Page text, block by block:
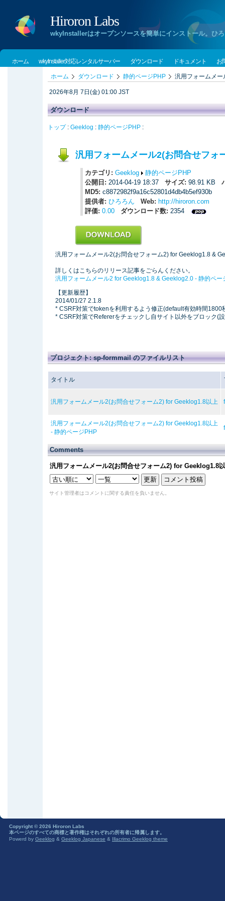
Hiroron Labs
wkyInstallerはオープンソースを簡単にインストール。ひ
ホーム wkyInstaller対応レンタルサーバー ダウンロード ドキュメント お
ホーム ダウンロード 静的ページPHP 汎用フォームメ
2026年8月 7日(金) 01:00 JST
ダウンロード
トップ: Geeklog : 静的ページPHP :
汎用フォームメール2(お問合せフ
カテゴリ: Geeklog
静的ページPHP
公開日: 2014-04-19 18:37 サイズ: 98.91 KB
MD5: c8872982f9a16c52801d4db4b5ef930b
提供者: ひろろん Web: http://hiroron.com
評価: 0.00 ダウンロード数: 2354
汎用フォームメール2(お問合せフォーム2) for Geeklog1.8 &
詳しくはこちらのリリース記事をごらんください。
汎用フォームメール2 for Geeklog1.8 & Geeklog2.0 - 静的ペー
【更新履歴】
2014/01/27 2.1.8
* CSRF対策でtokenを利用するよう修正(default有効時間1800
* CSRF対策でRefererをチェックし自サイト以外をブロック(
プロジェクト: sp-formmail のファイルリスト
タイトル
汎用フォームメール2(お問合せフォーム2) for Geeklog1.8以上
汎用フォームメール2(お問合せフォーム2) for Geeklog1.8以上
- 静的ページPHP
Comments
汎用フォームメール2(お問合せフォーム2) for Geeklog1.8
サイト管理者はコメントに関する責任を負いません。
Copyright © 2026 Hiroron Labs
本ページのすべての商標と著作権はそれぞれの所有者に帰属します。
Powerd by Geeklog & Geeklog Japanese & Illacrimo Geeklog theme